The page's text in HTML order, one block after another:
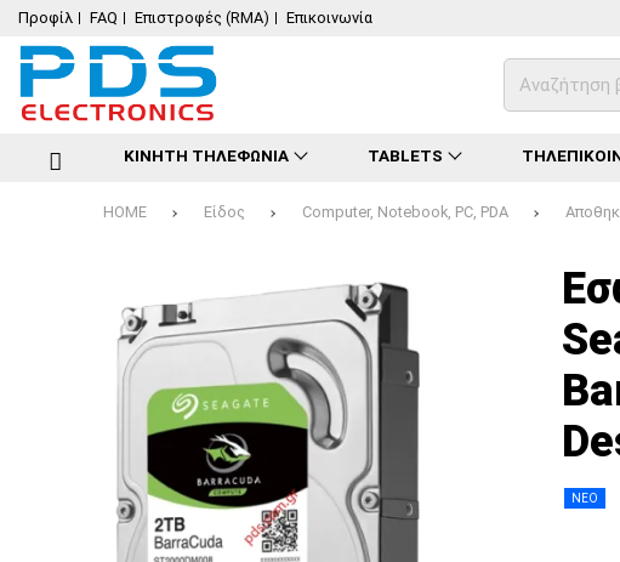
Προφίλ FAQ Επιστροφές (RMA) Επικοινωνία
ΚΙΝΗΤΗ ΤΗΛΕΦΩΝΙΑ TABLETS
HOME Είδος Computer, Notebook, PC, PDA
ΝΕΟ